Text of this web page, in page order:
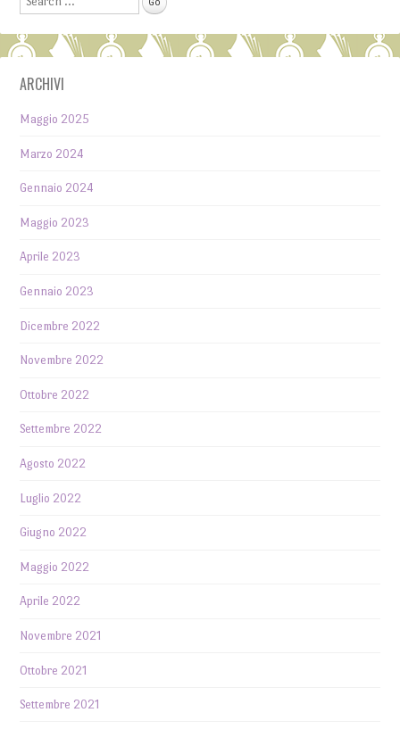
ARCHIVI
Maggio 2025
Marzo 2024
Gennaio 2024
Maggio 2023
Aprile 2023
Gennaio 2023
Dicembre 2022
Novembre 2022
Ottobre 2022
Settembre 2022
Agosto 2022
Luglio 2022
Giugno 2022
Maggio 2022
Aprile 2022
Novembre 2021
Ottobre 2021
Settembre 2021